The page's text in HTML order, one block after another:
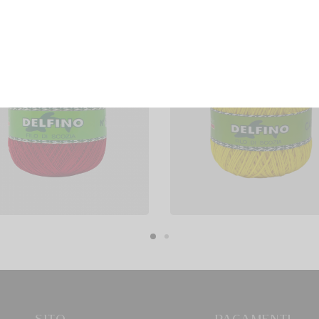
Delfino Colorato
3,70
Cotone Delfino Cablè 2
4,00